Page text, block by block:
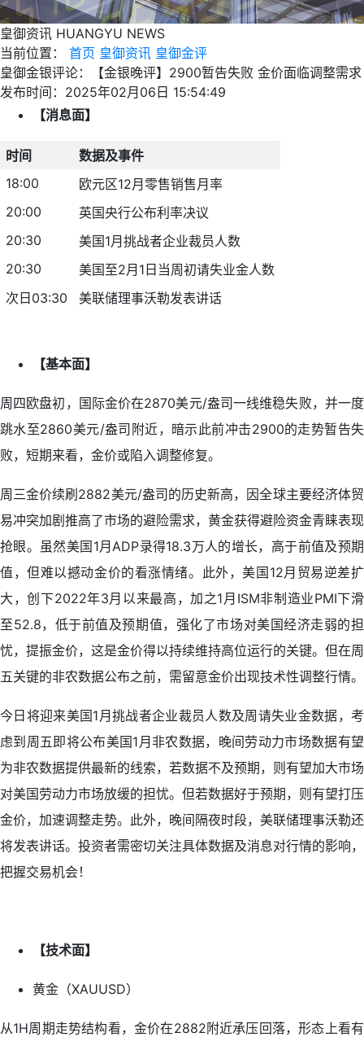
皇御资讯 HUANGYU NEWS
当前位置：
首页 皇御资讯 皇御金评
皇御金银评论：【金银晚评】2900暂告失败 金价面临调整需求
发布时间：2025年02月06日 15:54:49
【消息面】
时间
数据及事件
18:00
欧元区12月零售销售月率
20:00
英国央行公布利率决议
20:30
美国1月挑战者企业裁员人数
20:30
美国至2月1日当周初请失业金人数
次日03:30
美联储理事沃勒发表讲话
【基本面】
周四欧盘初，国际金价在2870美元/盎司一线维稳失败，并一度
跳水至2860美元/盎司附近，暗示此前冲击2900的走势暂告失
败，短期来看，金价或陷入调整修复。
周三金价续刷2882美元/盎司的历史新高，因全球主要经济体贸
易冲突加剧推高了市场的避险需求，黄金获得避险资金青睐表现
抢眼。虽然美国1月ADP录得18.3万人的增长，高于前值及预期
值，但难以撼动金价的看涨情绪。此外，美国12月贸易逆差扩
大，创下2022年3月以来最高，加之1月ISM非制造业PMI下滑
至52.8，低于前值及预期值，强化了市场对美国经济走弱的担
忧，提振金价，这是金价得以持续维持高位运行的关键。但在周
五关键的非农数据公布之前，需留意金价出现技术性调整行情。
今日将迎来美国1月挑战者企业裁员人数及周请失业金数据，考
虑到周五即将公布美国1月非农数据，晚间劳动力市场数据有望
为非农数据提供最新的线索，若数据不及预期，则有望加大市场
对美国劳动力市场放缓的担忧。但若数据好于预期，则有望打压
金价，加速调整走势。此外，晚间隔夜时段，美联储理事沃勒还
将发表讲话。投资者需密切关注具体数据及消息对行情的影响，
把握交易机会！
【技术面】
黄金（XAUUSD）
从1H周期走势结构看，金价在2882附近承压回落，形态上看有